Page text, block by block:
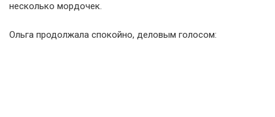
несколько мордочек.
Ольга продолжала спокойно, деловым голосом: